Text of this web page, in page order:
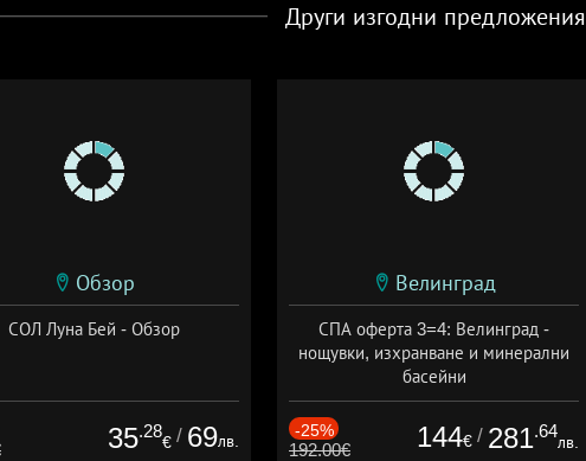
Други изгодни предложения
Обзор
СОЛ Луна Бей - Обзор
35.28
€ / 69лв.
Велинград
СПА оферта 3=4: Велинград -
нощувки, изхранване и минерални
басейни
Дата: 01.07 - 30.09 + полупансион
-25%
192.00€ 144€ / 281.64
лв.